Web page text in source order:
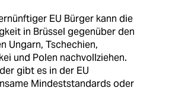
EU Bürger kann die
in Brüssel gegenüber den
Ungarn, Tschechien,
und Polen nachvollziehen.
gibt es in der EU
Mindeststandards oder